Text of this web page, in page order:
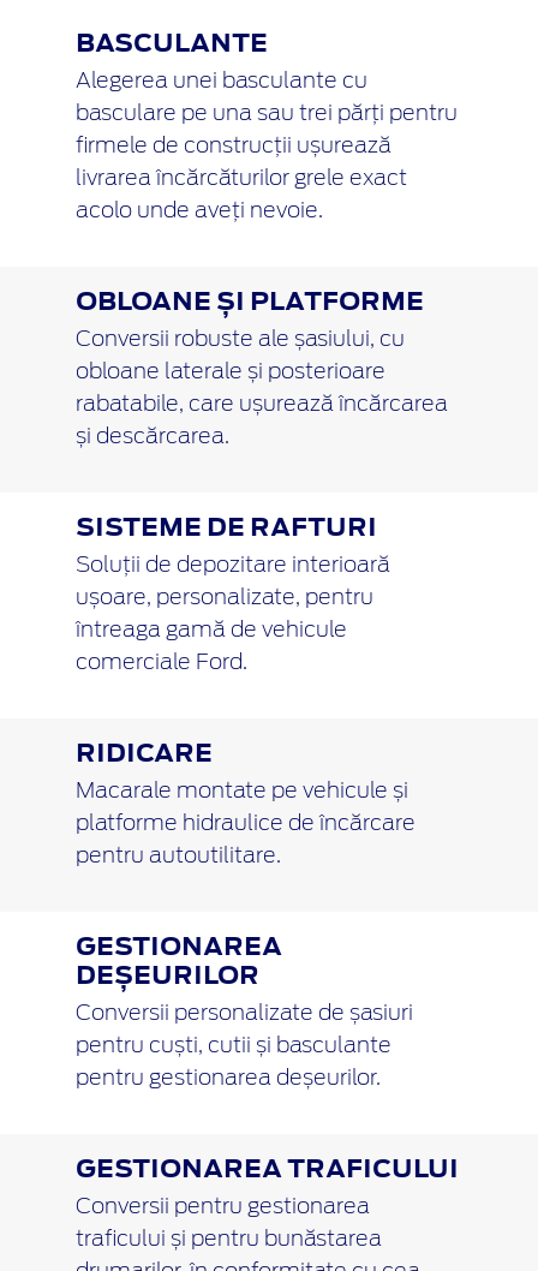
BASCULANTE
Alegerea unei basculante cu
basculare pe una sau trei părți pentru
firmele de construcții ușurează
livrarea încărcăturilor grele exact
acolo unde aveți nevoie.
OBLOANE ȘI PLATFORME
Conversii robuste ale șasiului, cu
obloane laterale și posterioare
rabatabile, care ușurează încărcarea
și descărcarea.
SISTEME DE RAFTURI
Soluții de depozitare interioară
ușoare, personalizate, pentru
întreaga gamă de vehicule
comerciale Ford.
RIDICARE
Macarale montate pe vehicule și
platforme hidraulice de încărcare
pentru autoutilitare.
GESTIONAREA
DEȘEURILOR
Conversii personalizate de șasiuri
pentru cuști, cutii și basculante
pentru gestionarea deșeurilor.
GESTIONAREA TRAFICULUI
Conversii pentru gestionarea
traficului și pentru bunăstarea